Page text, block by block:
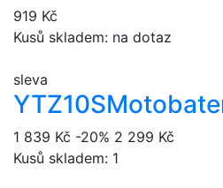
919 Kč
Kusů skladem: na dotaz
sleva
YTZ10S
1 839 Kč -20% 2 299 Kč
Kusů skladem: 1